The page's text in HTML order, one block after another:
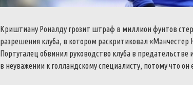
Криштиану Роналду грозит штраф в миллион фунтов
разрешения клуба, в котором раскритиковал
Португалец обвинил руководство клуба в
в неуважении к голландскому специалисту, потому что он